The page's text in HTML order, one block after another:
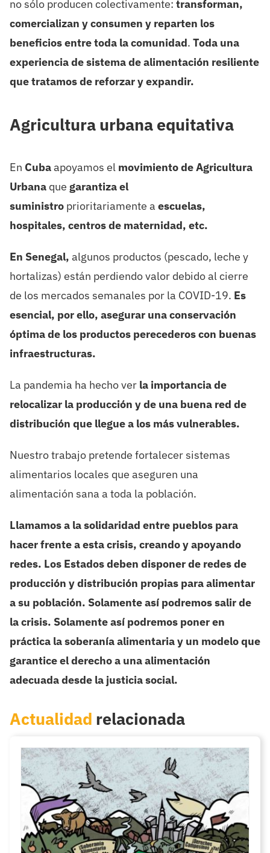
no sólo producen colectivamente: transforman,
comercializan y consumen y reparten los
beneficios entre toda la comunidad. Toda una
experiencia de sistema de alimentación resiliente
que tratamos de reforzar y expandir.
Agricultura urbana equitativa
En Cubaapoyamos el movimiento de Agricultura
Urbanaque garantiza el
suministro prioritariamente a escuelas,
hospitales, centros de maternidad, etc.
En Senegal, algunos productos (pescado, leche y
hortalizas) están perdiendo valor debido al cierre
de los mercados semanales por la COVID-19. Es
esencial, por ello, asegurar una conservación
óptima de los productos perecederos con buenas
infraestructuras.
La pandemia ha hecho verla importancia de
relocalizar la producción y de una buena red de
distribución que llegue a los más vulnerables.
Nuestro trabajo pretende fortalecer sistemas
alimentarios locales que aseguren una
alimentación sana a toda la población.
Llamamos a la solidaridad entre pueblos para
hacer frente a esta crisis, creando y apoyando
redes. Los Estados deben disponer de redes de
producción y distribución propias para alimentar
a su población. Solamente así podremos salir de
la crisis. Solamente así podremos poner en
práctica la soberanía alimentaria y un modelo que
garantice el derecho a una alimentación
adecuada desde la justicia social.
Actualidad relacionada